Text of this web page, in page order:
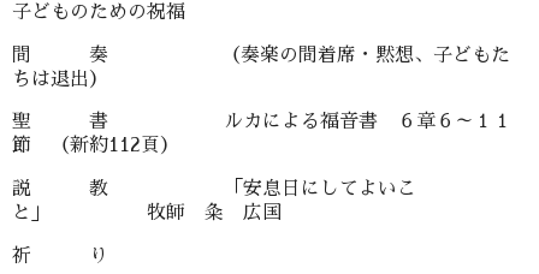
子どものための祝福
間 奏 （奏楽の間着席・黙想、子どもた
ちは退出）
聖 書 ルカによる福音書 ６章６～１１
節 （新約112頁）
説 教 「安息日にしてよいこ
と」 牧師 粂 広国
祈 り